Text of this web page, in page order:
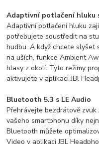
Adaptivní potlačení hluku
Adaptivní potlačení hluku
potřebujete soustředit na
hudbu. A když chcete slyšet
na uších, funkce Ambient
hlasy z okolí. Tyto režimy
aktivujete v aplikaci JBl
Bluetooth 5.3 s LE Audio
Přehrávejte bezdrátově zvuk
vašeho smartphonu díky
Bluetooth můžete
Video v aplikaci JBL